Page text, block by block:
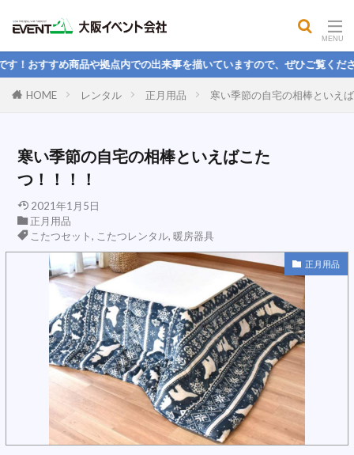
テントウェイト
正月
Mirror
マイク、ポータブル音響、音響、カラオケ
リノリウムシート
屋外テーブル
縁日
海賊危機一髪
朝礼 コンパクト
展示
ポーカー
社内文化
22卒
スーツ 22新卒
販促イベント
抽選器
バルーンアーチ
検索
め商品や拠点内での出来事を描いていますので、ぜひご覧ください！
HOME レンタル 正月用品 寒い季節の自宅の相棒といえ
寒い季節の自宅の相棒といえばこた
つ！！！！
2021年1月5日
正月用品
こたつセット, こたつレンタル, 暖房器具
正月用品